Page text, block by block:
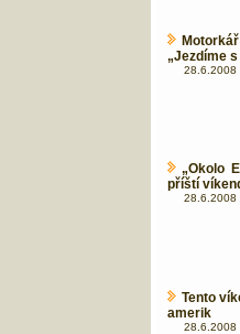
„Jezdíme
28.6.2008
„Okolo
příští
28.6.2008
Tento
amerik
28.6.2008